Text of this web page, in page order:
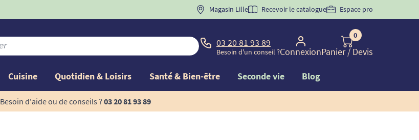
BIENVENUE" pourla 1ère commande d'incontinence
Magasin Lille Recevoir le catalogue Espace pro
03 20 81 93 89
Besoin d'un conseil ?Connexion
0
Panier/ Devis
Cuisine Quotidien & Loisirs Santé & Bien-être Seconde vie Blog
Besoin d'aide ou de conseils ? 03 20 81 93 89